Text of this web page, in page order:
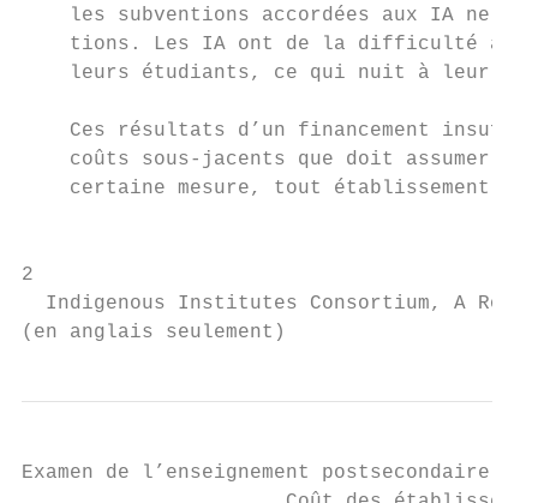
les subventions accordées aux IA ne
tions. Les IA ont de la difficulté à
leurs étudiants, ce qui nuit à leur
Ces résultats d’un financement
coûts sous-jacents que doit assumer
certaine mesure, tout établissement
2
Indigenous Institutes Consortium, A
(en anglais seulement)
Examen de l’enseignement postsecondaire